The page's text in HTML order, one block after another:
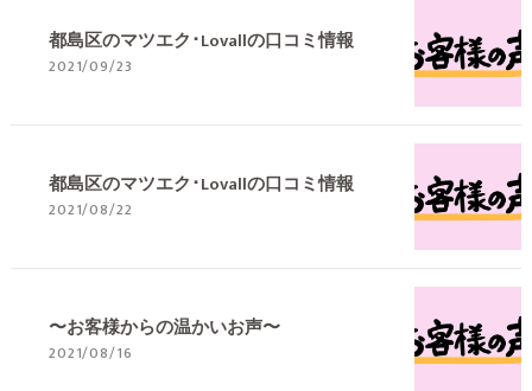
都島区のマツエク･Lovallの口コミ情報
2021/09/23
都島区のマツエク･Lovallの口コミ情報
2021/08/22
〜お客様からの温かいお声〜
2021/08/16